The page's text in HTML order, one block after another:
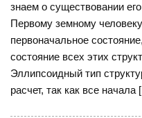
знаем о существовании
Первому земному
первоначальное
состояние всех этих
Эллипсоидный тип
расчет, так как все